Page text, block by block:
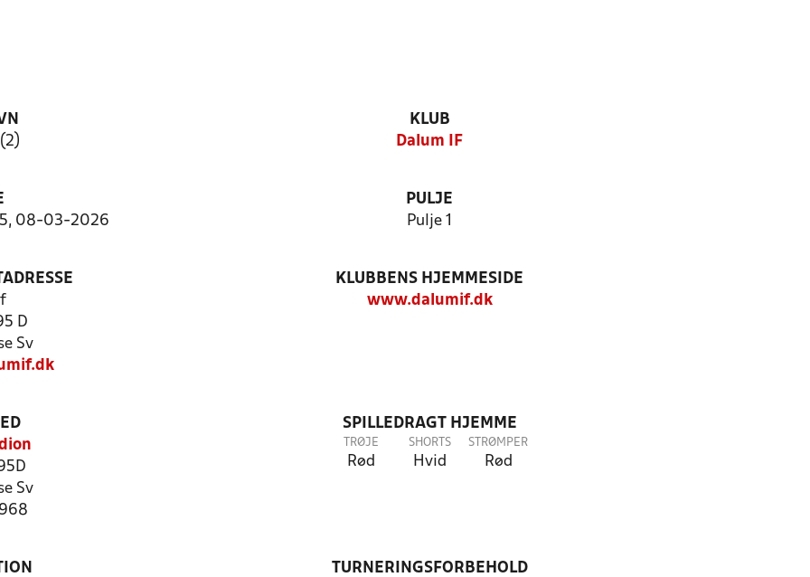
KLUB
Dalum IF
08-03-2026
PULJE
Pulje 1
D
Sv
KLUBBENS HJEMMESIDE
www.dalumif.dk
Sv
SPILLEDRAGT HJEMME
TRØJE
Rød
SHORTS
Hvid
STRØMPER
Rød
TURNERINGSFORBEHOLD